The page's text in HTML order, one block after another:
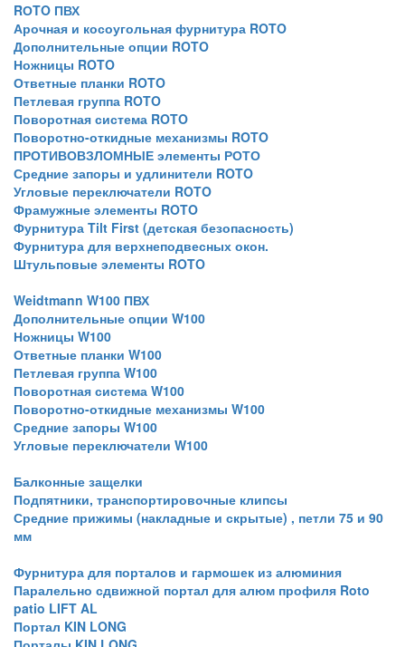
RОTO ПВХ
Арочная и косоугольная фурнитура ROTO
Дополнительные опции ROTO
Ножницы ROTO
Ответные планки ROTO
Петлевая группа ROTO
Поворотная система ROTO
Поворотно-откидные механизмы ROTO
ПРОТИВОВЗЛОМНЫЕ элементы РОТО
Средние запоры и удлинители ROTO
Угловые переключатели ROTO
Фрамужные элементы ROTO
Фурнитура Tilt First (детская безопасность)
Фурнитура для верхнеподвесных окон.
Штульповые элементы ROTO
Weidtmann W100 ПВХ
Дополнительные опции W100
Ножницы W100
Ответные планки W100
Петлевая группа W100
Поворотная система W100
Поворотно-откидные механизмы W100
Средние запоры W100
Угловые переключатели W100
Балконные защелки
Подпятники, транспортировочные клипсы
Средние прижимы (накладные и скрытые) , петли 75 и 90
мм
Фурнитура для порталов и гармошек из алюминия
Паралельно сдвижной портал для алюм профиля Roto
patio LIFT AL
Портал KIN LONG